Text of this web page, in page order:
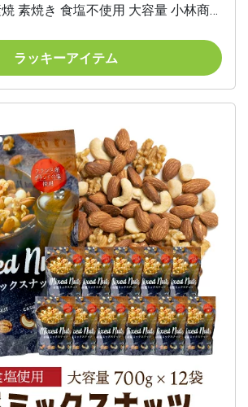
素焼き 食塩不使用 大容量 小林商
ラッキーアイテム